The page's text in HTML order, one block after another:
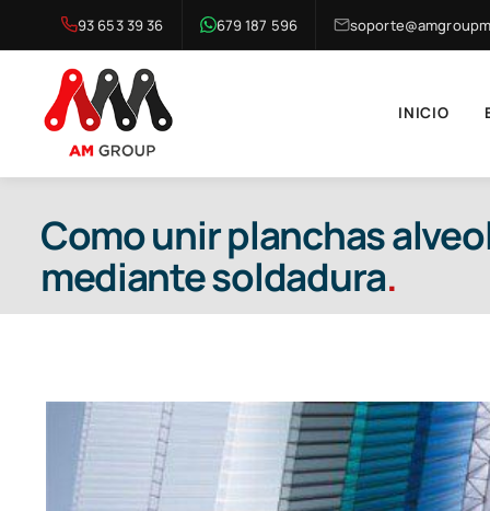
al
contenido
93 653 39 36 679 187 596
INICIO
Como unir planchas
mediante soldadura.